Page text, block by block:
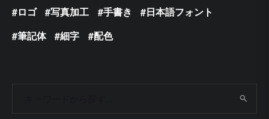
ロゴ
写真加工 手書き
日本語フォント
筆記体
細字 配色